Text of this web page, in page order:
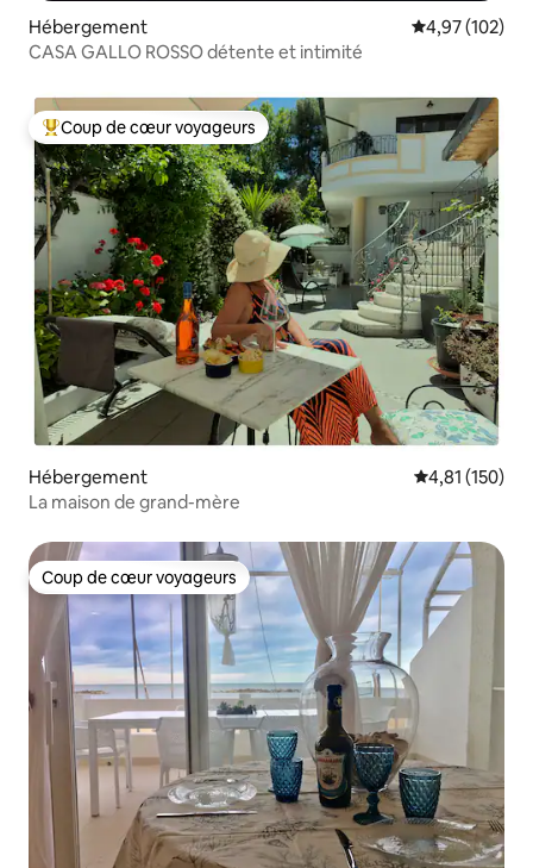
Hébergement Évaluation
4,97 (102)
CASA GALLO ROSSO détente et intimité
Coups de cœur voyageurs les plus appréciés
Coup de cœur voyageurs
Hébergement Évaluation
4,81 (150)
La maison de grand-mère
Coup de cœur voyageurs
Coup de cœur voyageurs